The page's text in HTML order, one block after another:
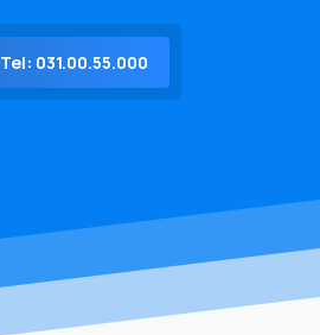
Tel: 031.00.55.000